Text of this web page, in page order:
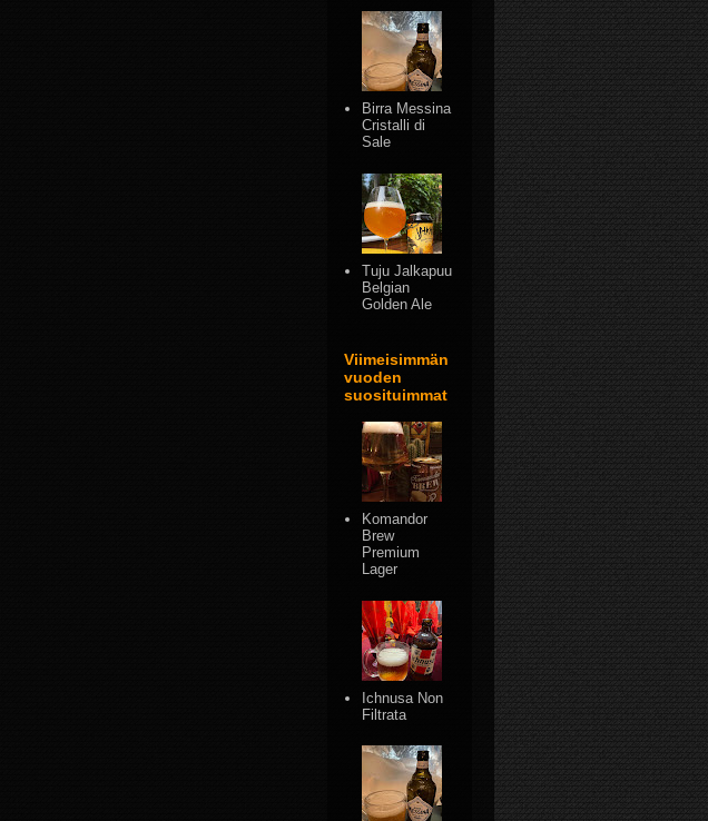
Birra Messina
Cristalli di
Sale
Tuju Jalkapuu
Belgian
Golden Ale
Viimeisimmän
vuoden
suosituimmat
Komandor
Brew
Premium
Lager
Ichnusa Non
Filtrata